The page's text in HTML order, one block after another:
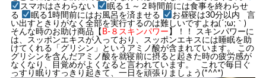
スマホはさわらない
眠る１～２時間前には食事を終わらせ
る
眠る1時間前にはお風呂を済ませる
お昼寝は30分以内 言
い出すときりがなく全部を実行するのは難しいですよね(´;ω;｀)
そんな時のお助け商品【 B-８スキンパワー 】！！ スキンパワーに
は、スッポンエキスが入っており、スッポンエキスには睡眠を助
けてくれる「 グリシン 」というアミノ酸が含まれています。 この
グリシンを含んだアミノ酸を就寝前に摂ると起きた時の疲労感が
なくなり、目覚めがよくなると言われています。 これで毎日ぐ
っすり眠りすっきり起きて、一日を頑張りましょう(*^^*)